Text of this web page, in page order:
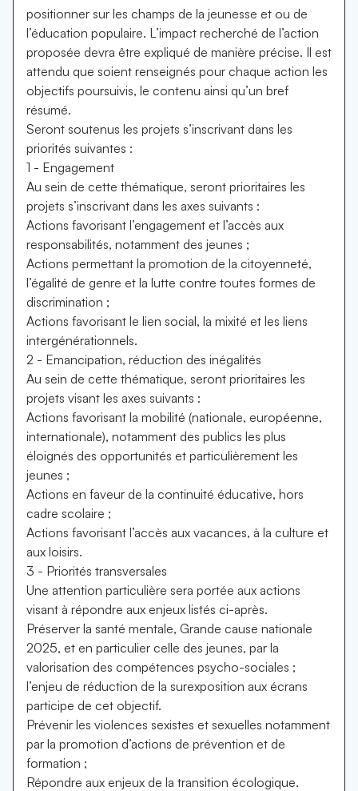
positionner sur les champs de la jeunesse et ou de
l’éducation populaire. L’impact recherché de l’action
proposée devra être expliqué de manière précise. Il est
attendu que soient renseignés pour chaque action les
objectifs poursuivis, le contenu ainsi qu’un bref
résumé.
Seront soutenus les projets s’inscrivant dans les
priorités suivantes :
1 - Engagement
Au sein de cette thématique, seront prioritaires les
projets s’inscrivant dans les axes suivants :
Actions favorisant l’engagement et l’accès aux
responsabilités, notamment des jeunes ;
Actions permettant la promotion de la citoyenneté,
l’égalité de genre et la lutte contre toutes formes de
discrimination ;
Actions favorisant le lien social, la mixité et les liens
intergénérationnels.
2 - Emancipation, réduction des inégalités
Au sein de cette thématique, seront prioritaires les
projets visant les axes suivants :
Actions favorisant la mobilité (nationale, européenne,
internationale), notamment des publics les plus
éloignés des opportunités et particulièrement les
jeunes ;
Actions en faveur de la continuité éducative, hors
cadre scolaire ;
Actions favorisant l’accès aux vacances, à la culture et
aux loisirs.
3 - Priorités transversales
Une attention particulière sera portée aux actions
visant à répondre aux enjeux listés ci-après.
Préserver la santé mentale, Grande cause nationale
2025, et en particulier celle des jeunes, par la
valorisation des compétences psycho-sociales ;
l’enjeu de réduction de la surexposition aux écrans
participe de cet objectif.
Prévenir les violences sexistes et sexuelles notamment
par la promotion d’actions de prévention et de
formation ;
Répondre aux enjeux de la transition écologique.